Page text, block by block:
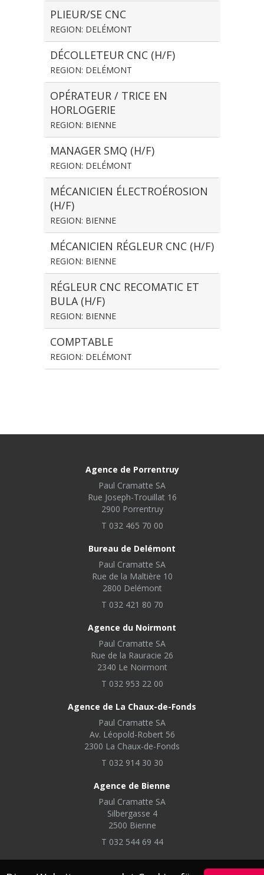
PLIEUR/SE CNC
REGION: DELÉMONT
DÉCOLLETEUR CNC (H/F)
REGION: DELÉMONT
OPÉRATEUR / TRICE EN
HORLOGERIE
REGION: BIENNE
MANAGER SMQ (H/F)
REGION: DELÉMONT
MÉCANICIEN ÉLECTROÉROSION
(H/F)
REGION: BIENNE
MÉCANICIEN RÉGLEUR CNC (H/F)
REGION: BIENNE
RÉGLEUR CNC RECOMATIC ET
BULA (H/F)
REGION: BIENNE
COMPTABLE
REGION: DELÉMONT
Agence de Porrentruy
Paul Cramatte SA
Rue Joseph-Trouillat 16
2900 Porrentruy
T 032 465 70 00
Bureau de Delémont
Paul Cramatte SA
Rue de la Maltière 10
2800 Delémont
T 032 421 80 70
Agence du Noirmont
Paul Cramatte SA
Rue de la Rauracie 26
2340 Le Noirmont
T 032 953 22 00
Agence de La Chaux-de-Fonds
Paul Cramatte SA
Av. Léopold-Robert 56
2300 La Chaux-de-Fonds
T 032 914 30 30
Agence de Bienne
Paul Cramatte SA
Silbergasse 4
2500 Bienne
T 032 544 69 44